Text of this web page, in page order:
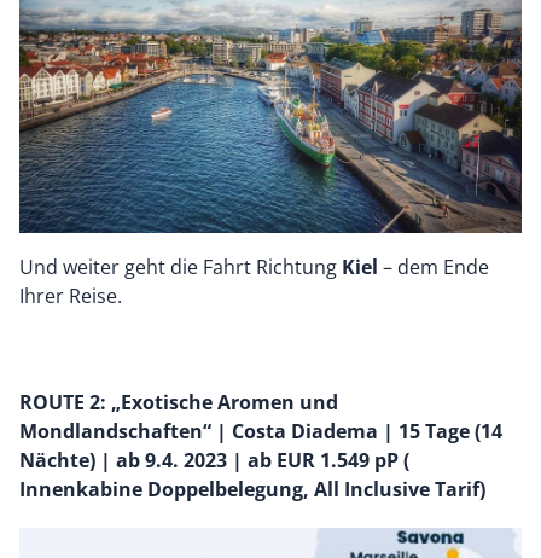
Und weiter geht die Fahrt Richtung Kiel – dem Ende
Ihrer Reise.
ROUTE 2: „Exotische Aromen und
Mondlandschaften“ | Costa Diadema | 15 Tage (14
Nächte) | ab 9.4. 2023 | ab EUR 1.549 pP (
Innenkabine Doppelbelegung, All Inclusive Tarif)